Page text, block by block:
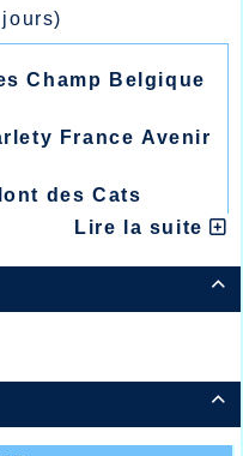
Champ Belgique
France Avenir
des Cats
Abeilles /
Lire la suite

